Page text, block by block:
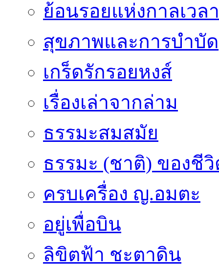
ย้อนรอยแห่งกาลเวลา
สุขภาพและการบำบัด
เกร็ดรักรอยหงส์
เรื่องเล่าจากล่าม
ธรรมะสมสมัย
ธรรมะ (ชาติ) ของชี
ครบเครื่อง ญ.อมตะ
อยู่เพื่อบิน
ลิขิตฟ้า ชะตาดิน